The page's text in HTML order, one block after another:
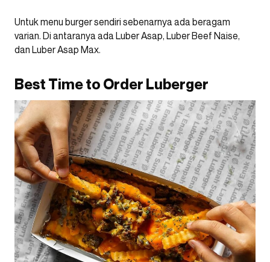
Untuk menu burger sendiri sebenarnya ada beragam
varian. Di antaranya ada Luber Asap, Luber Beef Naise,
dan Luber Asap Max.
Best Time to Order Luberger